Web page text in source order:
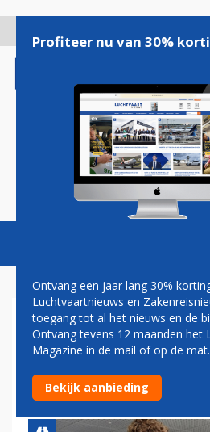
gaan
Magazine Podcasts
PRIVIUM WERKT
CORONACRISIS
VERBETERING
Profiteer nu van 30%
Ontvang een jaar lang 30%
Luchtvaartnieuws en
toegang tot al het nieuws en de
Ontvang tevens 12 maanden het
Magazine in de mail of op de mat.
Bekijk aanbieding